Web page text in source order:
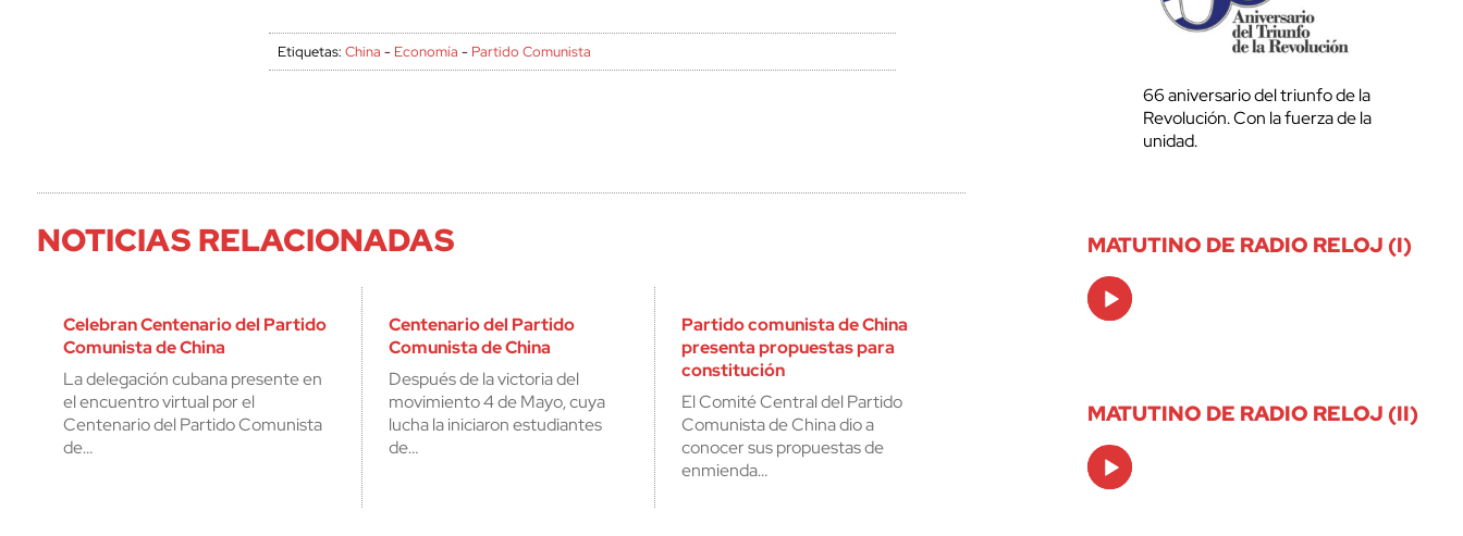
Etiquetas:China - Economía - Partido Comunista
NOTICIAS RELACIONADAS
Celebran Centenario del Partido
Comunista de China
La delegación cubana presente en
el encuentro virtual por el
Centenario del Partido Comunista
de…
Centenario del Partido
Comunista de China
Después de la victoria del
movimiento 4 de Mayo, cuya
lucha la iniciaron estudiantes
de…
Partido comunista de China
presenta propuestas para
constitución
El Comité Central del Partido
Comunista de China dio a
conocer sus propuestas de
enmienda…
66 aniversario del triunfo de la
Revolución. Con la fuerza de la
unidad.
MATUTINO DE RADIO RELOJ (I)
Audio
Player
MATUTINO DE RADIO RELOJ (II)
Audio
Player